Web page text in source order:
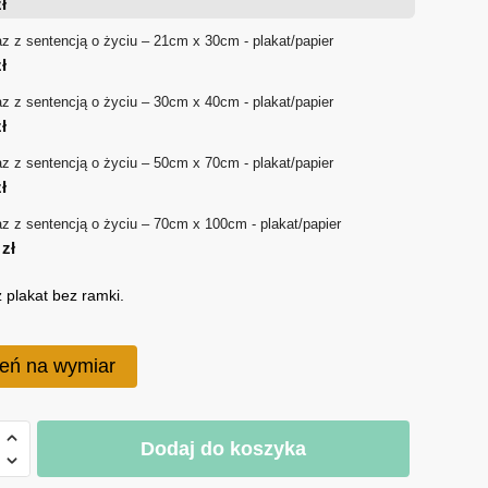
18 zł
z sentencją o życiu – 21cm x 30cm - plakat/papier
z sentencją o życiu – 30cm x 40cm - plakat/papier
z sentencją o życiu – 50cm x 70cm - plakat/papier
z sentencją o życiu – 70cm x 100cm - plakat/papier
zł
plakat bez ramki.
na wymiar
Dodaj do koszyka